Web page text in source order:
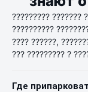
????????? ???????
??????????
???? ??????,
??? ????????? ?
Где